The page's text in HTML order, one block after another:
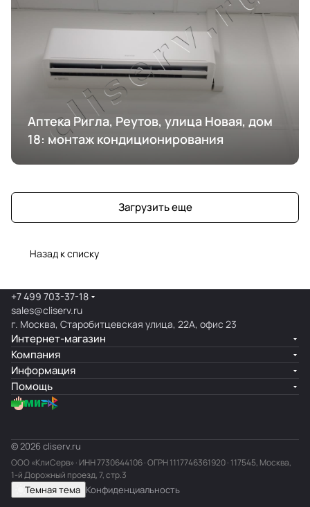
Аптека Ригла, Реутов, улица Новая, дом
18: монтаж кондиционирования
Загрузить еще
Назад к списку
+7 499 703-37-18
sales@cliserv.ru
г. Москва, Старобитцевская улица, 22А, офис 23
Интернет-магазин
Компания
Информация
Помощь
© 2026 cliserv.ru
ООО «КлиСерв» · ИНН7730644106· ОГРН 1117746361920 · 117545, Москва,
1-й Дорожный проезд, 7, стр.3
Темная тема Конфиденциальность